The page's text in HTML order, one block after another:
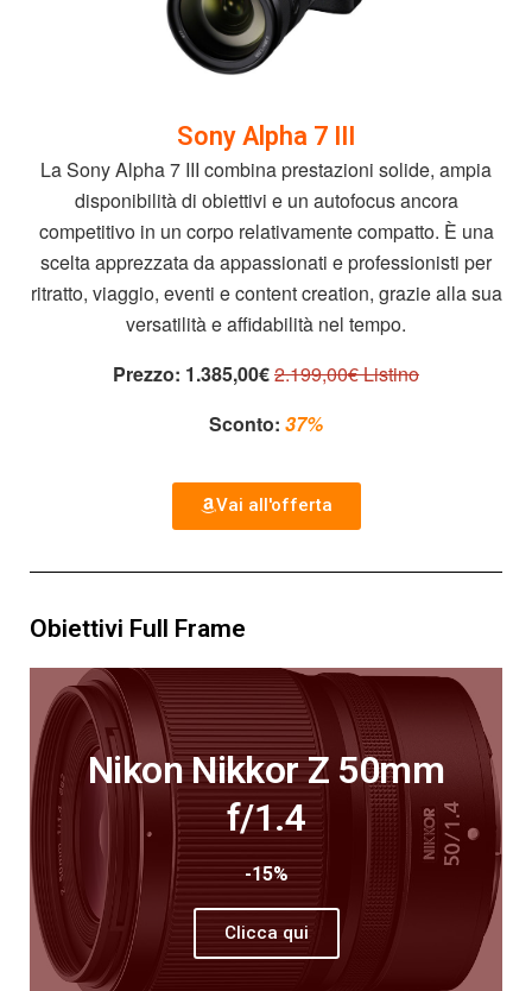
Sony Alpha 7 III
La Sony Alpha 7 III combina prestazioni solide, ampia
disponibilità di obiettivi e un autofocus ancora
competitivo in un corpo relativamente compatto. È una
scelta apprezzata da appassionati e professionisti per
ritratto, viaggio, eventi e content creation, grazie alla sua
versatilità e affidabilità nel tempo.
Prezzo: 1.385,00€2.199,00€ Listino
Sconto: 37%
Vai all'offerta
Obiettivi Full Frame
Nikon Nikkor Z 50mm
f/1.4
-15%
Clicca qui